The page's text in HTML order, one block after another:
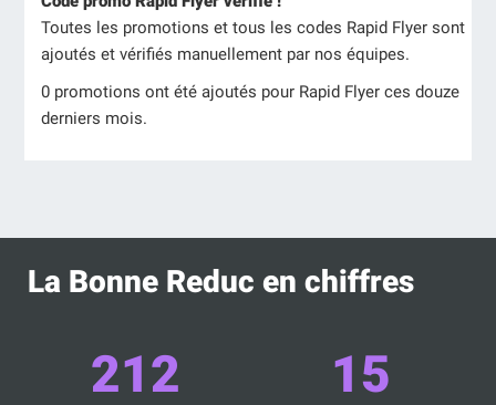
Toutes les promotions et tous les codes Rapid Flyer sont
ajoutés et vérifiés manuellement par nos équipes.
0 promotions ont été ajoutés pour Rapid Flyer ces douze
derniers mois.
La Bonne Reduc en chiffres
212 15